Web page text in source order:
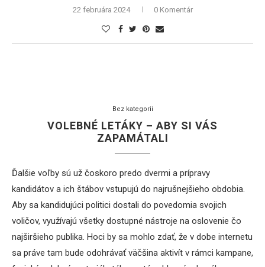
22 februára 2024 0 Komentár
Bez kategorii
VOLEBNÉ LETÁKY – ABY SI VÁS
ZAPAMÁTALI
Ďalšie voľby sú už čoskoro predo dvermi a prípravy
kandidátov a ich štábov vstupujú do najrušnejšieho obdobia.
Aby sa kandidujúci politici dostali do povedomia svojich
voličov, využívajú všetky dostupné nástroje na oslovenie čo
najširšieho publika. Hoci by sa mohlo zdať, že v dobe internetu
sa práve tam bude odohrávať väčšina aktivít v rámci kampane,